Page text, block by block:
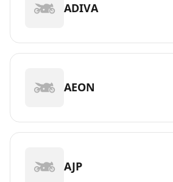
ADIVA
AEON
AJP